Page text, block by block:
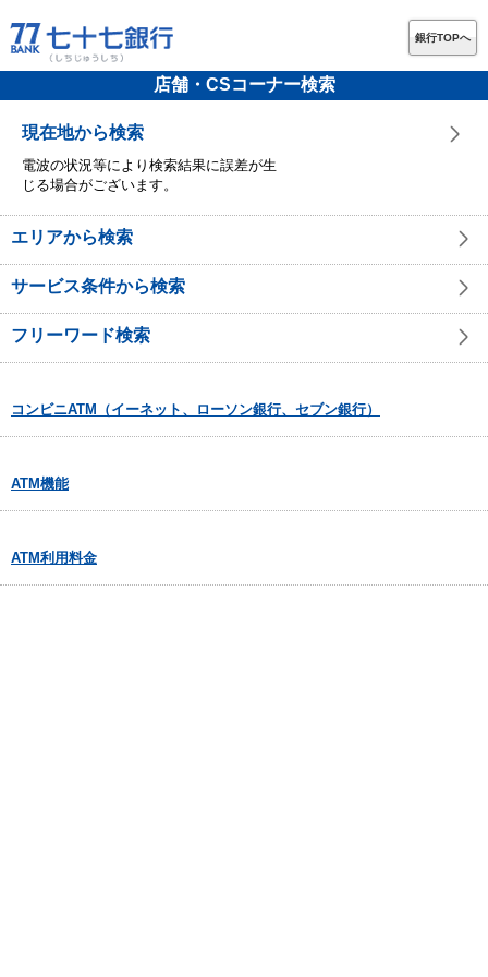
銀行TOPへ
店舗・CSコーナー検索
現在地から検索
電波の状況等により検索結果に誤差が生
じる場合がございます。
エリアから検索
サービス条件から検索
フリーワード検索
コンビニATM（イーネット、ローソン銀行、セブン銀行）
ATM機能
ATM利用料金